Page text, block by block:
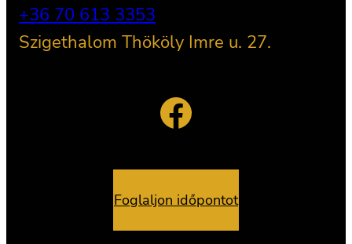
+36 70 613 3353
Szigethalom Thököly Imre u. 27.
Facebook
Foglaljon időpontot